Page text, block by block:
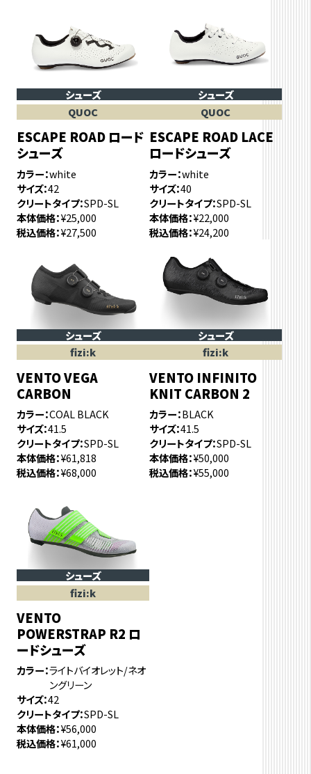
シューズ
QUOC
ESCAPE ROAD ロード
シューズ
カラー white
サイズ 42
クリートタイプ SPD-SL
本体価格 ¥25,000
税込価格 ¥27,500
シューズ
QUOC
ESCAPE ROAD LACE
ロードシューズ
カラー white
サイズ 40
クリートタイプ SPD-SL
本体価格 ¥22,000
税込価格 ¥24,200
シューズ
fizi:k
VENTO VEGA
CARBON
カラー COAL BLACK
サイズ 41.5
クリートタイプ SPD-SL
本体価格 ¥61,818
税込価格 ¥68,000
シューズ
fizi:k
VENTO INFINITO
KNIT CARBON 2
カラー BLACK
サイズ 41.5
クリートタイプ SPD-SL
本体価格 ¥50,000
税込価格 ¥55,000
シューズ
fizi:k
VENTO
POWERSTRAP R2 ロ
ードシューズ
カラー ライトバイオレット/ネオ
ングリーン
サイズ 42
クリートタイプ SPD-SL
本体価格 ¥56,000
税込価格 ¥61,000